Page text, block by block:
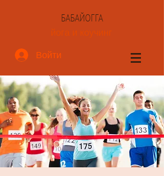
БАБАЙОГГА
йога и коучинг
Войти